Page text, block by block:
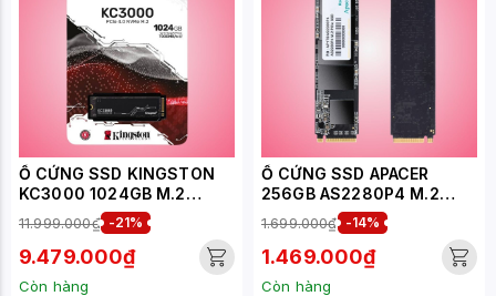
Ổ CỨNG SSD KINGSTON
KC3000 1024GB M.2
NVME 2280 PCIE GEN 4X4
(ĐỌC 7000MB/S, GHI
6000MB/S)-
(SKC3000S/1024G)
11.999.000₫ -21%
9.479.000₫
Còn hàng
Ổ CỨNG SSD APACER
256GB AS2280P4 M.2
NVME PCIE GEN 3 X4
(AP256GAS2280P4-1)
1.699.000₫ -14%
1.469.000₫
Còn hàng